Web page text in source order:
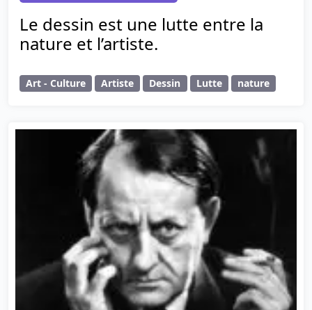
Le dessin est une lutte entre la
nature et l’artiste.
Art - Culture Artiste Dessin Lutte nature